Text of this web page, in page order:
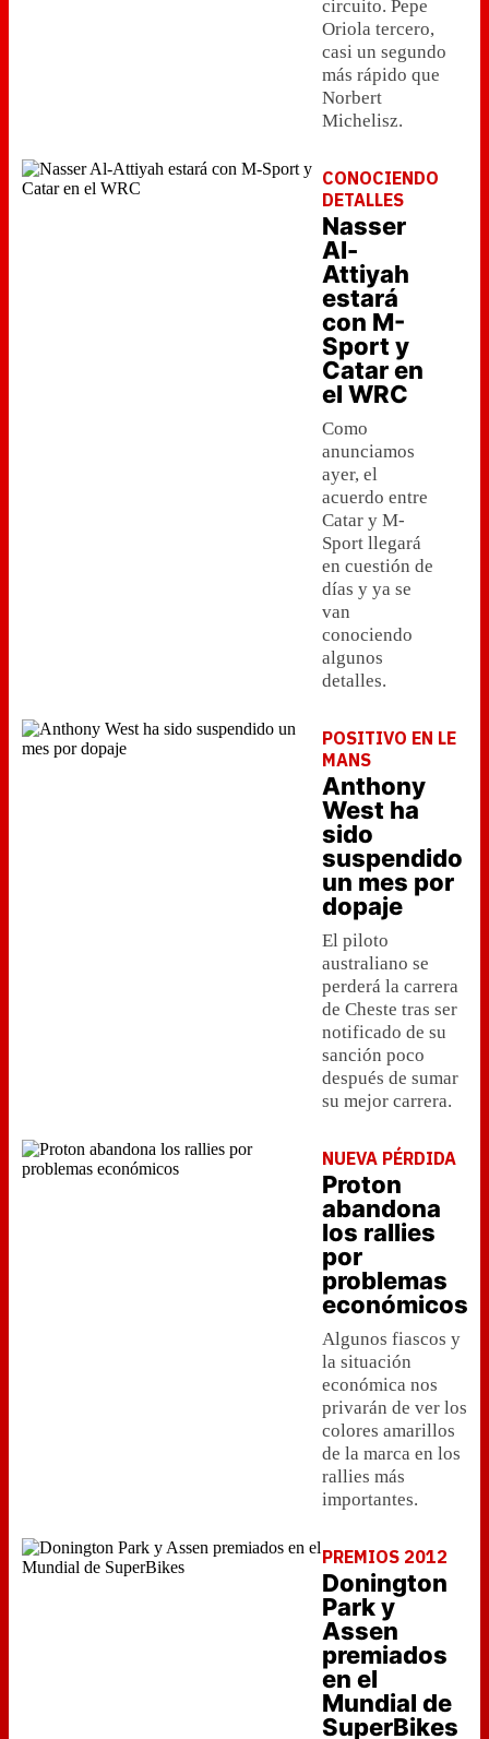
circuito. Pepe
Oriola tercero,
casi un segundo
más rápido que
Norbert
Michelisz.
CONOCIENDO
DETALLES
Nasser
Al-
Attiyah
estará
con M-
Sport y
Catar en
el WRC
Como
anunciamos
ayer, el
acuerdo entre
Catar y M-
Sport llegará
en cuestión de
días y ya se
van
conociendo
algunos
detalles.
POSITIVO EN LE
MANS
Anthony
West ha
sido
suspendido
un mes por
dopaje
El piloto
australiano se
perderá la carrera
de Cheste tras ser
notificado de su
sanción poco
después de sumar
su mejor carrera.
NUEVA PÉRDIDA
Proton
abandona
los rallies
por
problemas
económicos
Algunos fiascos y
la situación
económica nos
privarán de ver los
colores amarillos
de la marca en los
rallies más
importantes.
PREMIOS 2012
Donington
Park y
Assen
premiados
en el
Mundial de
SuperBikes